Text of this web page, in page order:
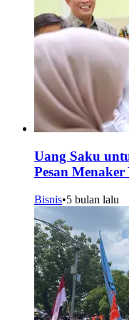
Uang Saku
Pesan Menaker
Bisnis•5 bulan lalu